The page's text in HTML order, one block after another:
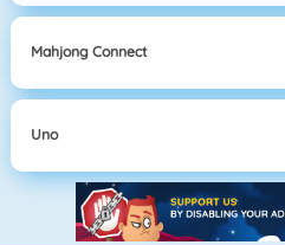
Mahjong Connect
Uno